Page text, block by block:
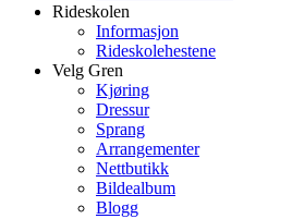
Rideskolen
Informasjon
Rideskolehestene
Velg Gren
Kjøring
Dressur
Sprang
Arrangementer
Nettbutikk
Bildealbum
Blogg